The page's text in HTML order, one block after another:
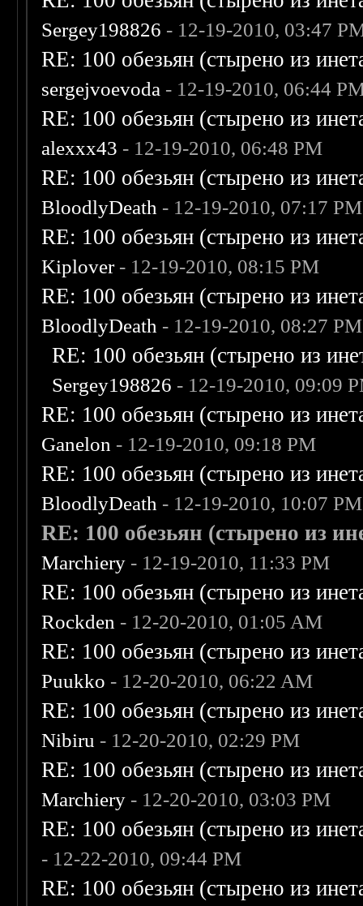
Sergey198826 - 12-19-2010, 03:47
RE: 100 обезьян (стырено из
sergejvoevoda - 12-19-2010, 06:44
RE: 100 обезьян (стырено из
alexxx43 - 12-19-2010, 06:48 PM
RE: 100 обезьян (стырено из
BloodlyDeath - 12-19-2010, 07:17 PM
RE: 100 обезьян (стырено из
Kiplover- 12-19-2010, 08:15 PM
RE: 100 обезьян (стырено из
BloodlyDeath - 12-19-2010, 08:27 PM
RE: 100 обезьян (стырено из
Sergey198826 - 12-19-2010, 09:09
RE: 100 обезьян (стырено из
Ganelon - 12-19-2010, 09:18 PM
RE: 100 обезьян (стырено из
BloodlyDeath - 12-19-2010, 10:07 PM
RE: 100 обезьян (стырено из
Marchiery - 12-19-2010, 11:33 PM
RE: 100 обезьян (стырено из
Rockden - 12-20-2010, 01:05 AM
RE: 100 обезьян (стырено из
Puukko - 12-20-2010, 06:22 AM
RE: 100 обезьян (стырено из
Nibiru - 12-20-2010, 02:29 PM
RE: 100 обезьян (стырено из
Marchiery - 12-20-2010, 03:03 PM
RE: 100 обезьян (стырено из
- 12-22-2010, 09:44 PM
RE: 100 обезьян (стырено из